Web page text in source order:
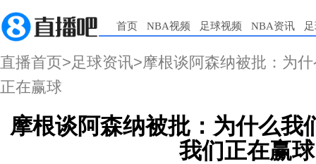
首页 NBA视频 足球视频 NBA资讯
直播首页>足球资讯>摩根谈阿森纳被批：为
正在赢球
摩根谈阿森纳被批：为什么我
我们正在赢球